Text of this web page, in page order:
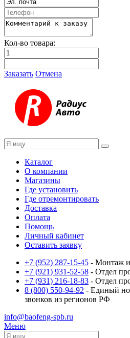
Кол-во товара:
Заказать Отмена
Каталог
О компании
Магазины
Где установить
Где отремонтировать
Доставка
Оплата
Помощь
Личный кабинет
Оставить заявку
+7 (952) 287-15-45 - Монтаж и
+7 (921) 931-52-58 - Отдел
+7 (931) 216-18-83 - Отдел
8 (800) 550-94-92 - Единый
звонков из регионов РФ
info@baofeng-spb.ru
Меню